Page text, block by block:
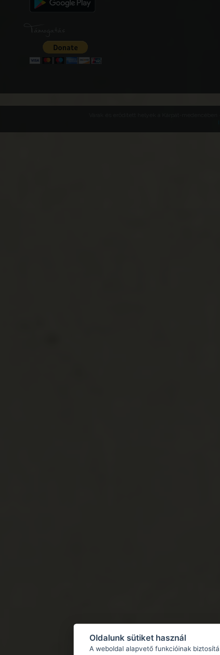
Támogatás
Oldalunk sütiket használ
A weboldal alapvető funkcióinak